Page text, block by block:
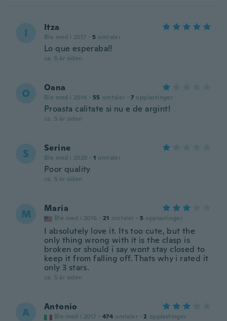
I Itza
Ble med i 2017 · 5 omtaler
Lo que esperaba!!
ca. 5 år siden
O Oana
Ble med i 2014 · 55 omtaler · 7 opplastinger
Proasta calitate si nu e de argint!
ca. 5 år siden
S Serine
Ble med i 2020 · 1 omtaler
Poor quality
ca. 5 år siden
M Maria
Ble med i 2016 · 21 omtaler · 5 opplastinger
I absolutely love it. Its too cute, but the
only thing wrong with it is the clasp is
broken or should i say wont stay closed to
keep it from falling off. Thats why i rated it
only 3 stars.
ca. 5 år siden
A Antonio
Ble med i 2017 · 474 omtaler · 2 opplastinger